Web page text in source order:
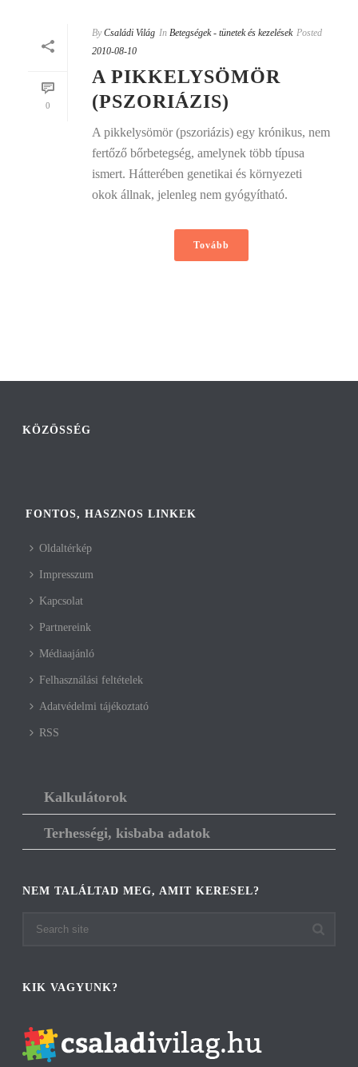
0
By Családi Világ In Betegségek - tünetek és kezelések Posted
2010-08-10
A PIKKELYSÖMÖR
(PSZORIÁZIS)
A pikkelysömör (pszoriázis) egy krónikus, nem
fertőző bőrbetegség, amelynek több típusa
ismert. Hátterében genetikai és környezeti
okok állnak, jelenleg nem gyógyítható.
Tovább
KÖZÖSSÉG
FONTOS, HASZNOS LINKEK
Oldaltérkép
Impresszum
Kapcsolat
Partnereink
Médiaajánló
Felhasználási feltételek
Adatvédelmi tájékoztató
RSS
Kalkulátorok
Terhességi, kisbaba adatok
NEM TALÁLTAD MEG, AMIT KERESEL?
KIK VAGYUNK?